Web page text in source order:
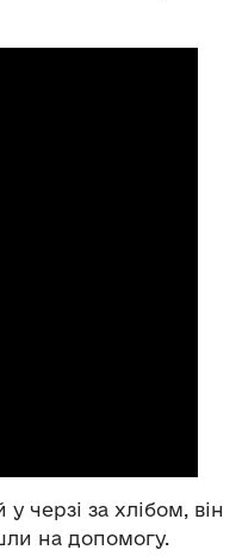
черзі за хлібом, він
на допомогу.